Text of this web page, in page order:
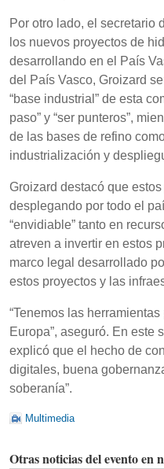
Por otro lado, el secretario
los nuevos proyectos de
desarrollando en el País
del País Vasco, Groizard
“base industrial” de esta
paso” y “ser punteros”,
de las bases de refino
industrialización y
Groizard destacó que
desplegando por todo el
“envidiable” tanto en
atreven a invertir en estos
marco legal desarrollado
estos proyectos y las
“Tenemos las herramientas
Europa”, aseguró. En este
explicó que el hecho de
digitales, buena
soberanía”.
Multimedia
Otras noticias del evento en